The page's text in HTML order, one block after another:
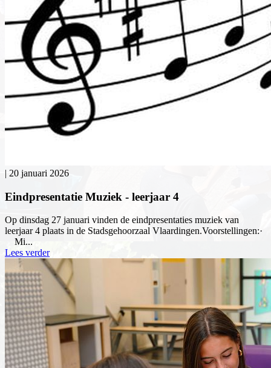
| 20 januari 2026
Eindpresentatie Muziek - leerjaar 4
Op dinsdag 27 januari vinden de eindpresentaties muziek van
leerjaar 4 plaats in de Stadsgehoorzaal Vlaardingen.Voorstellingen:·
Mi...
Lees verder